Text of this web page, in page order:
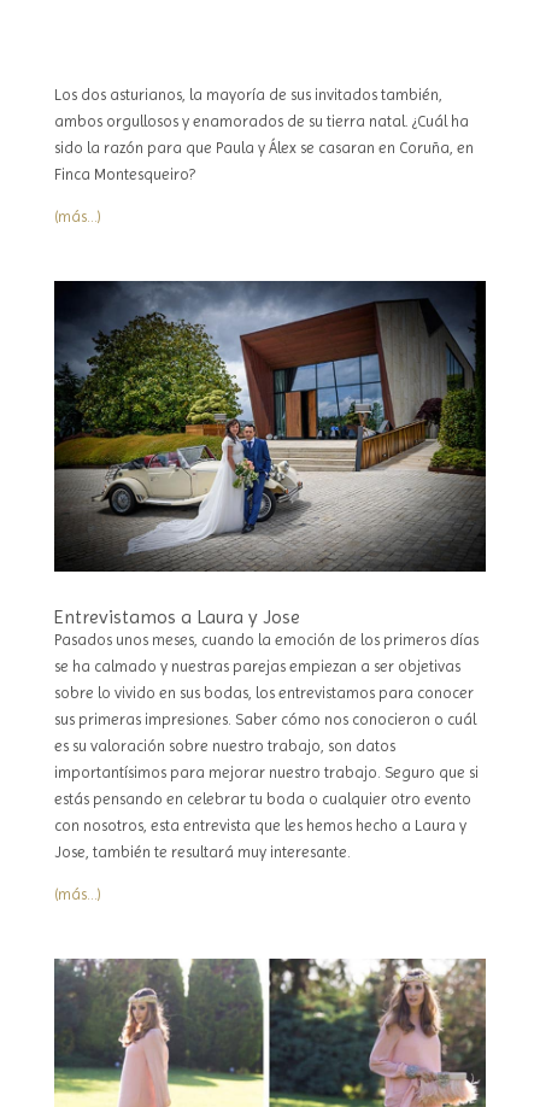
Los dos asturianos, la mayoría de sus invitados también,
ambos orgullosos y enamorados de su tierra natal. ¿Cuál ha
sido la razón para que Paula y Álex se casaran en Coruña, en
Finca Montesqueiro?
(más…)
Entrevistamos a Laura y Jose
Pasados unos meses, cuando la emoción de los primeros días
se ha calmado y nuestras parejas empiezan a ser objetivas
sobre lo vivido en sus bodas, los entrevistamos para conocer
sus primeras impresiones. Saber cómo nos conocieron o cuál
es su valoración sobre nuestro trabajo, son datos
importantísimos para mejorar nuestro trabajo. Seguro que si
estás pensando en celebrar tu boda o cualquier otro evento
con nosotros, esta entrevista que les hemos hecho a Laura y
Jose, también te resultará muy interesante.
(más…)